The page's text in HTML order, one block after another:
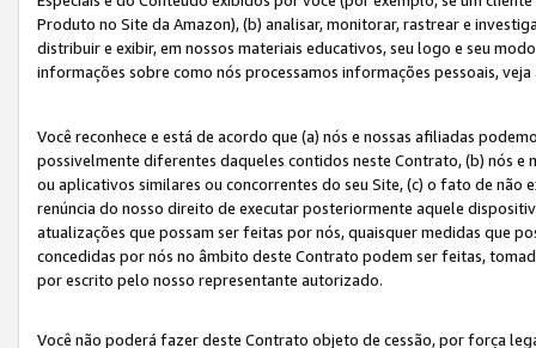
Produto no Site da Amazon), (b) analisar, monitorar, rastrear e
distribuir e exibir, em nossos materiais educativos, seu logo e seu
informações sobre como nós processamos informações pessoais,
Você reconhece e está de acordo que (a) nós e nossas afiliadas
possivelmente diferentes daqueles contidos neste Contrato, (b) nós
ou aplicativos similares ou concorrentes do seu Site, (c) o fato de
renúncia do nosso direito de executar posteriormente aquele
atualizações que possam ser feitas por nós, quaisquer medidas que
concedidas por nós no âmbito deste Contrato podem ser feitas,
por escrito pelo nosso representante autorizado.
Você não poderá fazer deste Contrato objeto de cessão, por força